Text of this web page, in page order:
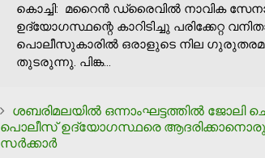
കൊച്ചി: മറൈന്‍ ഡ്രൈവില്‍ നാവിക
ഉദ്യോഗസ്ഥന്റെ കാറിടിച്ചു പരിക്കേറ്റ
പൊലീസുകാരില്‍ ഒരാളുടെ നില
തുടരുന്നു. പിങ്ക...
ശബരിമലയില്‍ ഒന്നാംഘട്ടത്തില്‍ ജോലി
പൊലീസ് ഉദ്യോഗസ്ഥരെ
സര്‍ക്കാര്‍